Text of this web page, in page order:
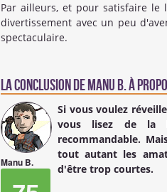
Par ailleurs, et pour satisfaire le
divertissement avec un peu
spectaculaire.
La conclusion de Manu B.à
Manu B.
Si vous voulez
vous lisez de la
recommandable.
tout autant les
d'être trop courtes.